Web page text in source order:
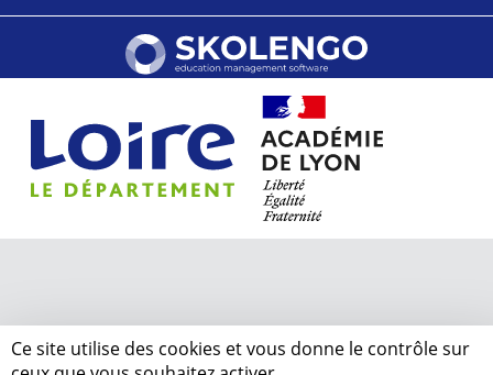
Ce site utilise des cookies et vous donne le contrôle sur